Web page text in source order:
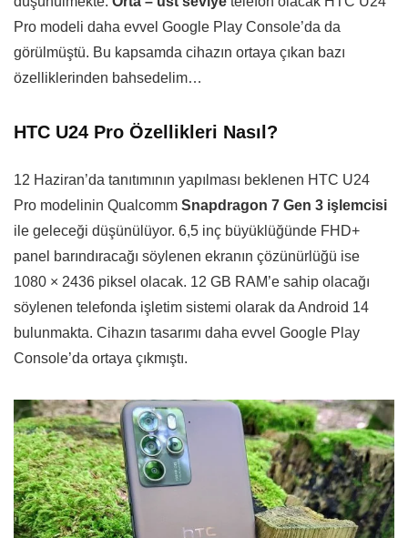
Pro modeli daha evvel Google Play Console’da da
görülmüştü. Bu kapsamda cihazın ortaya çıkan bazı
özelliklerinden bahsedelim…
HTC U24 Pro Özellikleri Nasıl?
12 Haziran’da tanıtımının yapılması beklenen HTC U24
Pro modelinin Qualcomm Snapdragon 7 Gen 3 işlemcisi
ile geleceği düşünülüyor. 6,5 inç büyüklüğünde FHD+
panel barındıracağı söylenen ekranın çözünürlüğü ise
1080 × 2436 piksel olacak. 12 GB RAM’e sahip olacağı
söylenen telefonda işletim sistemi olarak da Android 14
bulunmakta. Cihazın tasarımı daha evvel Google Play
Console’da ortaya çıkmıştı.